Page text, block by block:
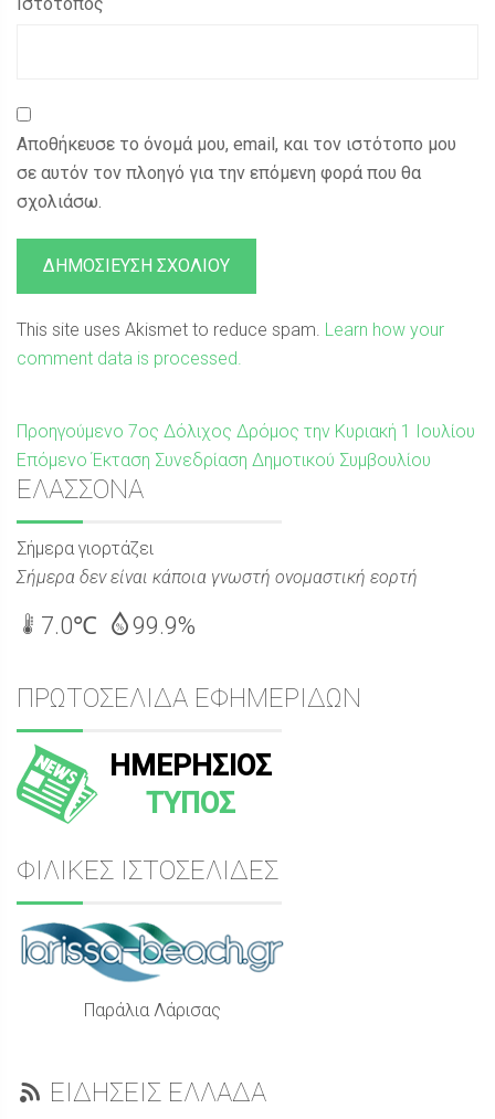
Αποθήκευσε το όνομά μου, email, και τον ιστότοπο μου
σε αυτόν τον πλοηγό για την επόμενη φορά που θα
σχολιάσω.
This site uses Akismet to reduce spam. Learn how your
comment data is processed.
Πλοήγηση
άρθρων
Προηγούμενο Προηγούμενη
δημοσίευση:
7ος Δόλιχος Δρόμος την Κυριακή 1 Ιουλίου
Επόμενο Επόμενη
δημοσίευση:
Έκταση Συνεδρίαση Δημοτικού Συμβουλίου
Sidebar
ΕΛΑΣΣΟΝΑ
Σήμερα γιορτάζει
Σήμερα δεν είναι κάποια γνωστή ονομαστική εορτή
7.0℃ 99.9%
ΠΡΩΤΟΣΕΛΙΔΑ ΕΦΗΜΕΡΙΔΩΝ
ΗΜΕΡΗΣΙΟΣ
ΤΥΠΟΣ
ΦΙΛΙΚΕΣ ΙΣΤΟΣΕΛΙΔΕΣ
Παράλια Λάρισας
ΕΙΔΗΣΕΙΣ ΕΛΛΑΔΑ